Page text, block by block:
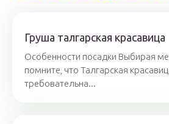
Груша талгарская красавица
Особенности посадки Выбирая
помните, что Талгарская
требовательна...